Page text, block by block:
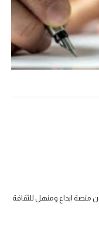
منصة ابداع ومنهل للثقافة